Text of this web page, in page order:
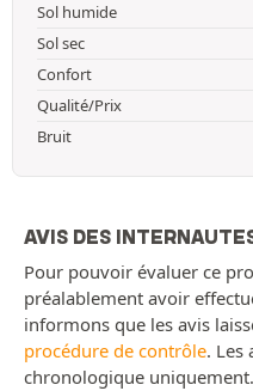
Sol humide
Sol sec
Confort
Qualité/Prix
Bruit
AVIS DES
Pour pouvoir évaluer ce
préalablement avoir
informons que les avis
procédure de contrôle. Les
chronologique uniquement.